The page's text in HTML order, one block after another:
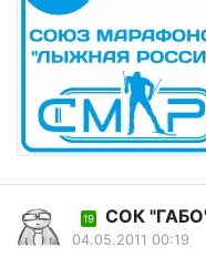
19 СОК
04.05.2011 00:19